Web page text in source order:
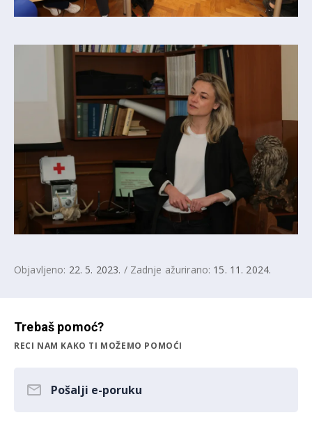
Objavljeno: 22. 5. 2023. / Zadnje ažurirano: 15. 11. 2024.
Trebaš pomoć?
RECI NAM KAKO TI MOŽEMO POMOĆI
Pošalji e-poruku